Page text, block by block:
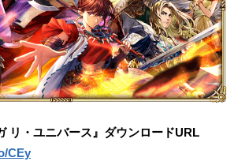
リ・ユニバース』ダウンロードURL
CEy